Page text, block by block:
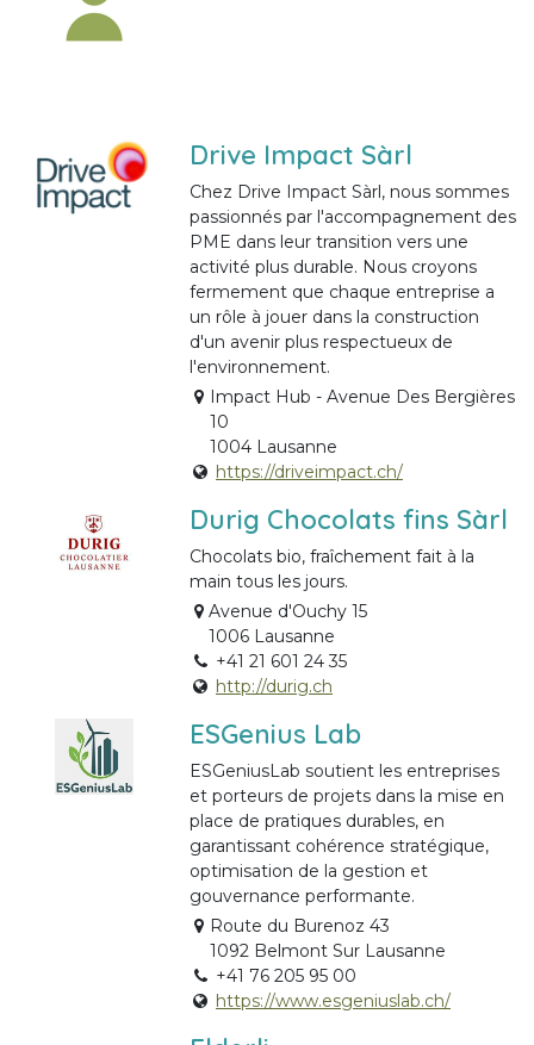
Drive Impact Sàrl
Chez Drive Impact Sàrl, nous sommes
passionnés par l'accompagnement des
PME dans leur transition vers une
activité plus durable. Nous croyons
fermement que chaque entreprise a
un rôle à jouer dans la construction
d'un avenir plus respectueux de
l'environnement.
Impact Hub - Avenue Des Bergières
10
1004 Lausanne
https://driveimpact.ch/
Durig Chocolats fins Sàrl
Chocolats bio, fraîchement fait à la
main tous les jours.
Avenue d'Ouchy 15
1006 Lausanne
+41 21 601 24 35
http://durig.ch
ESGenius Lab
ESGeniusLab soutient les entreprises
et porteurs de projets dans la mise en
place de pratiques durables, en
garantissant cohérence stratégique,
optimisation de la gestion et
gouvernance performante.
Route du Burenoz 43
1092 Belmont Sur Lausanne
+41 76 205 95 00
https://www.esgeniuslab.ch/